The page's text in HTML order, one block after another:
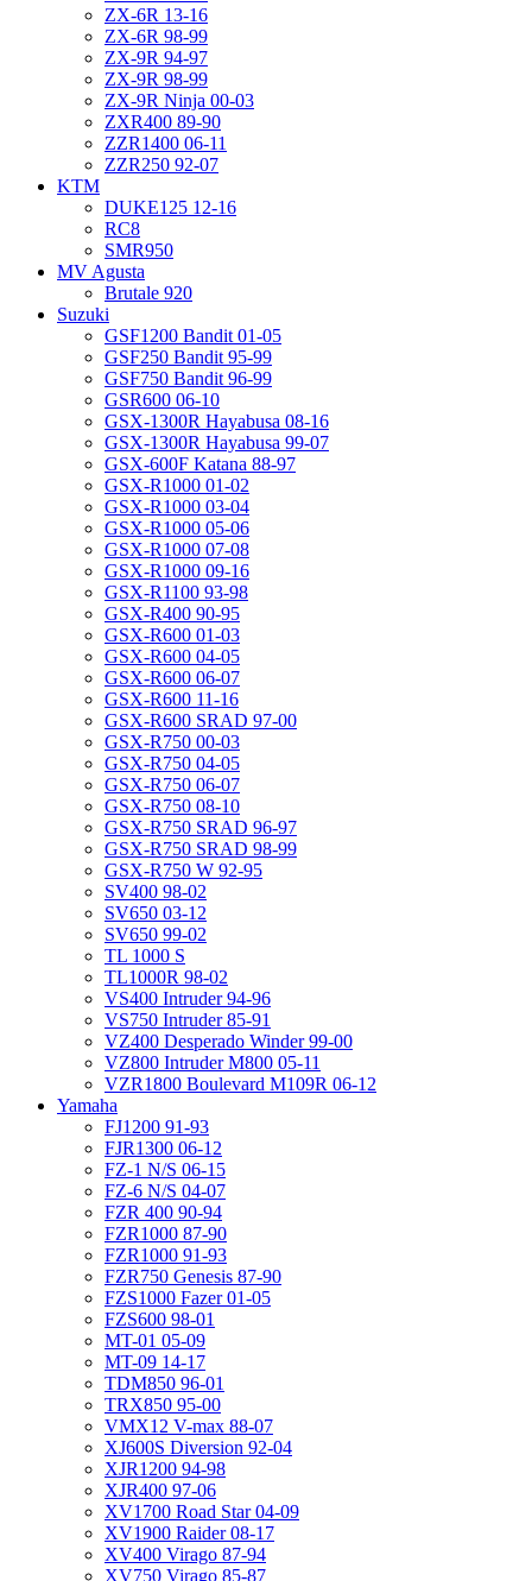
ZX-6R 13-16
ZX-6R 98-99
ZX-9R 94-97
ZX-9R 98-99
ZX-9R Ninja 00-03
ZXR400 89-90
ZZR1400 06-11
ZZR250 92-07
KTM
DUKE125 12-16
RC8
SMR950
MV Agusta
Brutale 920
Suzuki
GSF1200 Bandit 01-05
GSF250 Bandit 95-99
GSF750 Bandit 96-99
GSR600 06-10
GSX-1300R Hayabusa 08-16
GSX-1300R Hayabusa 99-07
GSX-600F Katana 88-97
GSX-R1000 01-02
GSX-R1000 03-04
GSX-R1000 05-06
GSX-R1000 07-08
GSX-R1000 09-16
GSX-R1100 93-98
GSX-R400 90-95
GSX-R600 01-03
GSX-R600 04-05
GSX-R600 06-07
GSX-R600 11-16
GSX-R600 SRAD 97-00
GSX-R750 00-03
GSX-R750 04-05
GSX-R750 06-07
GSX-R750 08-10
GSX-R750 SRAD 96-97
GSX-R750 SRAD 98-99
GSX-R750 W 92-95
SV400 98-02
SV650 03-12
SV650 99-02
TL 1000 S
TL1000R 98-02
VS400 Intruder 94-96
VS750 Intruder 85-91
VZ400 Desperado Winder 99-00
VZ800 Intruder M800 05-11
VZR1800 Boulevard M109R 06-12
Yamaha
FJ1200 91-93
FJR1300 06-12
FZ-1 N/S 06-15
FZ-6 N/S 04-07
FZR 400 90-94
FZR1000 87-90
FZR1000 91-93
FZR750 Genesis 87-90
FZS1000 Fazer 01-05
FZS600 98-01
MT-01 05-09
MT-09 14-17
TDM850 96-01
TRX850 95-00
VMX12 V-max 88-07
XJ600S Diversion 92-04
XJR1200 94-98
XJR400 97-06
XV1700 Road Star 04-09
XV1900 Raider 08-17
XV400 Virago 87-94
XV750 Virago 85-87